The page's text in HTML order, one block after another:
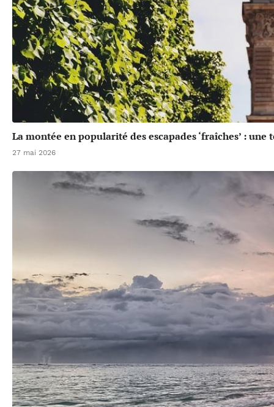
La montée en popularité des escapades ‘fraîches’ :
27 mai 2026